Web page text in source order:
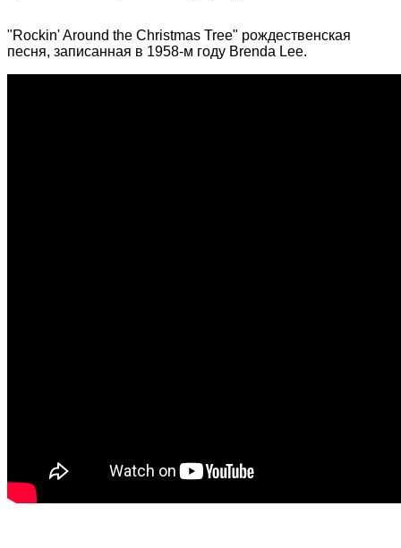
"Rockin' Around the Christmas Tree" рождественская
песня, записанная в 1958-м году Brenda Lee.